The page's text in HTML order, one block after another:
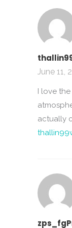
June 11,
I love
actually